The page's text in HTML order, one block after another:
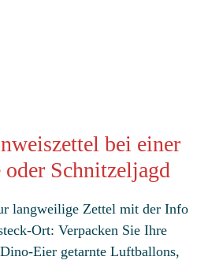
bei einer
oder Schnitzeljagd
langweilige Zettel mit der Info
Ort: Verpacken Sie Ihre
Eier getarnte Luftballons,